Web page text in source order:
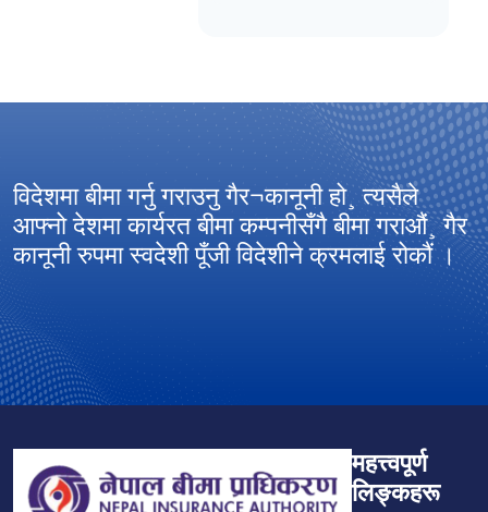
विदेशमा बीमा गर्नु गराउनु गैर¬कानूनी हो¸ त्यसैले
आफ्नो देशमा कार्यरत बीमा कम्पनीसँगै बीमा गराऔं¸ गैर
कानूनी रुपमा स्वदेशी पूँजी विदेशीने क्रमलाई रोकौं ।
महत्त्वपूर्ण
लिङ्कहरू